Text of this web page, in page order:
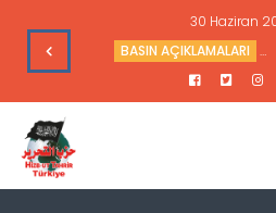
30 Haziran
Düzenlediği Saldırılar
BASIN AÇIKLAMALARI